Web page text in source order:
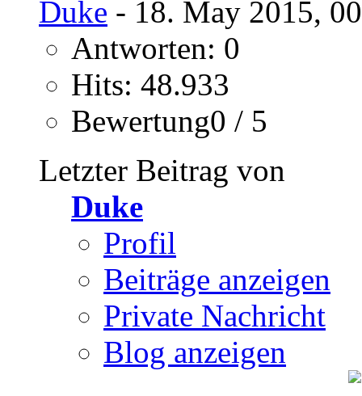
Duke - 18. May 2015,
Antworten: 0
Hits: 48.933
Bewertung0 / 5
Letzter Beitrag von
Duke
Profil
Beiträge anzeigen
Private Nachricht
Blog anzeigen